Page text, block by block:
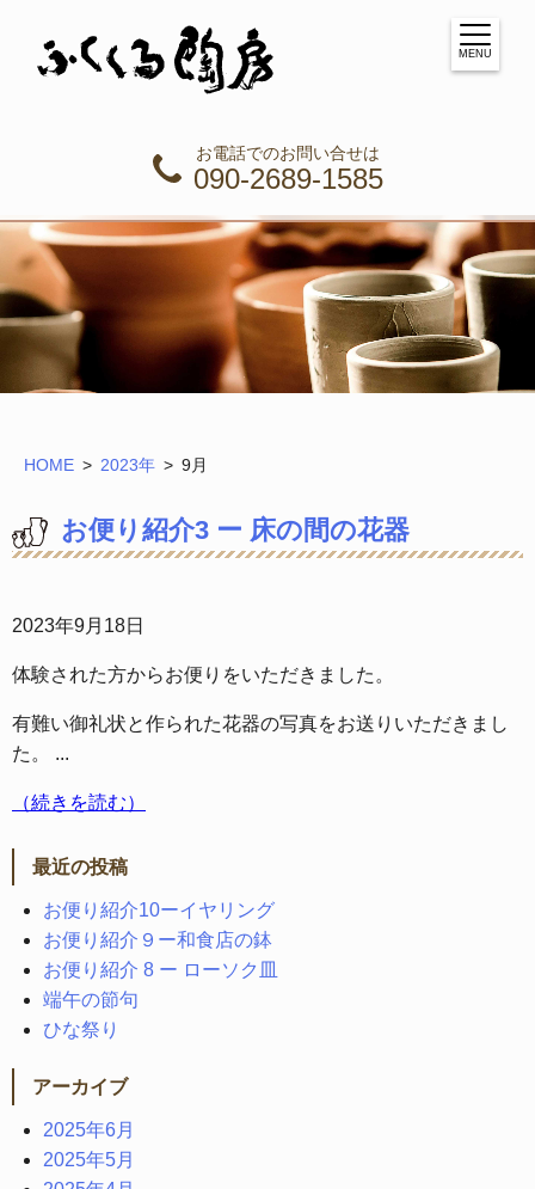
お電話でのお問い合せは
090-2689-1585
MENU
HOME 2023年 9月
お便り紹介3 ー 床の間の花器
2023年9月18日
体験された方からお便りをいただきました。
有難い御礼状と作られた花器の写真をお送りいただきまし
た。 ...
（続きを読む）
最近の投稿
お便り紹介10ーイヤリング
お便り紹介９ー和食店の鉢
お便り紹介 8 ー ローソク皿
端午の節句
ひな祭り
アーカイブ
2025年6月
2025年5月